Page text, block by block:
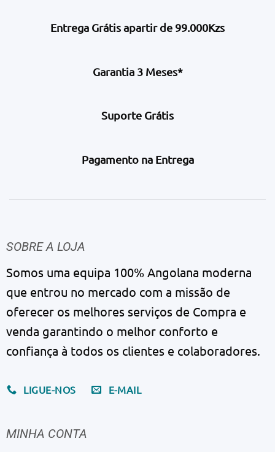
Entrega Grátis apartir de 99.000Kzs
Garantia 3 Meses*
Suporte Grátis
Pagamento na Entrega
SOBRE A LOJA
Somos uma equipa 100% Angolana moderna
que entrou no mercado com a missão de
oferecer os melhores serviços de Compra e
venda garantindo o melhor conforto e
confiança à todos os clientes e colaboradores.
LIGUE-NOS E-MAIL
MINHA CONTA